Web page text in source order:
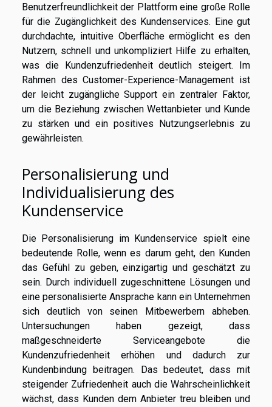
Benutzerfreundlichkeit der Plattform eine große Rolle
für die Zugänglichkeit des Kundenservices. Eine gut
durchdachte, intuitive Oberfläche ermöglicht es den
Nutzern, schnell und unkompliziert Hilfe zu erhalten,
was die Kundenzufriedenheit deutlich steigert. Im
Rahmen des Customer-Experience-Management ist
der leicht zugängliche Support ein zentraler Faktor,
um die Beziehung zwischen Wettanbieter und Kunde
zu stärken und ein positives Nutzungserlebnis zu
gewährleisten.
Personalisierung und
Individualisierung des
Kundenservice
Die Personalisierung im Kundenservice spielt eine
bedeutende Rolle, wenn es darum geht, den Kunden
das Gefühl zu geben, einzigartig und geschätzt zu
sein. Durch individuell zugeschnittene Lösungen und
eine personalisierte Ansprache kann ein Unternehmen
sich deutlich von seinen Mitbewerbern abheben.
Untersuchungen haben gezeigt, dass
maßgeschneiderte Serviceangebote die
Kundenzufriedenheit erhöhen und dadurch zur
Kundenbindung beitragen. Das bedeutet, dass mit
steigender Zufriedenheit auch die Wahrscheinlichkeit
wächst, dass Kunden dem Anbieter treu bleiben und